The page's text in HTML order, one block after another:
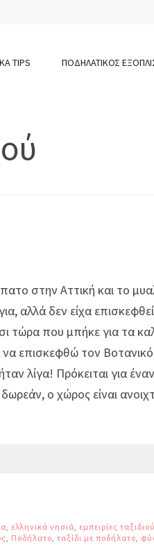
TIPS ΠΟΔΗΛΑΤΙΚΟΣ
στην Αττική και το
αλλά δεν είχα επισκεφθεί
τώρα που μπήκε για τα
επισκεφθώ τον Βοτανικό
λίγα! Πρόκειται για έναν
ο χώρος είναι
, ελληνικά νησιά, εμπειρίες ταξιδιού
, Ποδήλατο, ταξίδι με ποδήλατο,